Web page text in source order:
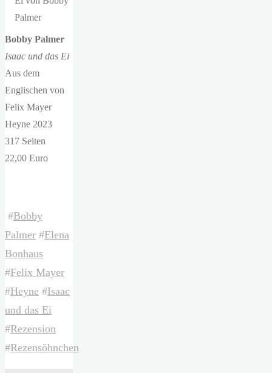
Bobby Palmer
Isaac und das Ei
Aus dem
Englischen von
Felix Mayer
Heyne 2023
317 Seiten
22,00 Euro
#Bobby
Palmer #Elena
Bonhaus
#Felix Mayer
#Heyne #Isaac
und das Ei
#Rezension
#Rezensöhnchen